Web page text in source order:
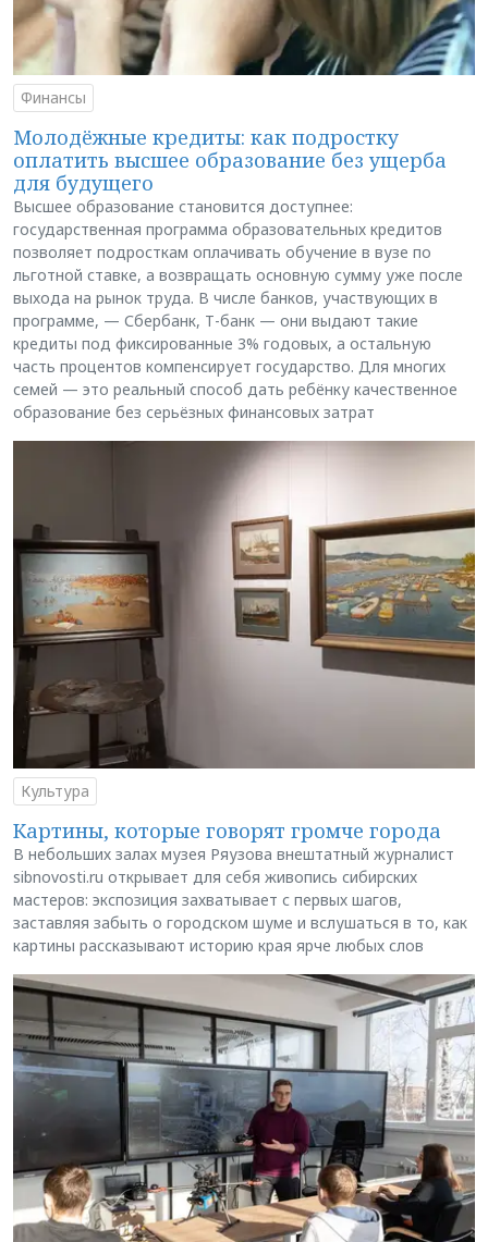
Финансы
Молодёжные кредиты: как подростку
оплатить высшее образование без ущерба
для будущего
Высшее образование становится доступнее:
государственная программа образовательных кредитов
позволяет подросткам оплачивать обучение в вузе по
льготной ставке, а возвращать основную сумму уже после
выхода на рынок труда. В числе банков, участвующих в
программе, — Сбербанк, Т-банк — они выдают такие
кредиты под фиксированные 3% годовых, а остальную
часть процентов компенсирует государство. Для многих
семей — это реальный способ дать ребёнку качественное
образование без серьёзных финансовых затрат
Культура
Картины, которые говорят громче города
В небольших залах музея Ряузова внештатный журналист
sibnovosti.ru открывает для себя живопись сибирских
мастеров: экспозиция захватывает с первых шагов,
заставляя забыть о городском шуме и вслушаться в то, как
картины рассказывают историю края ярче любых слов